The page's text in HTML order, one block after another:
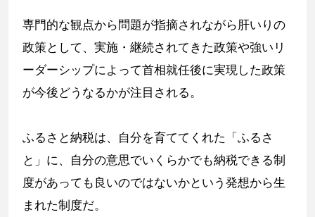
専門的な観点から問題が指摘されながら肝いりの
政策として、実施・継続されてきた政策や強いリ
ーダーシップによって首相就任後に実現した政策
が今後どうなるかが注目される。
ふるさと納税は、自分を育ててくれた「ふるさ
と」に、自分の意思でいくらかでも納税できる制
度があっても良いのではないかという発想から生
まれた制度だ。